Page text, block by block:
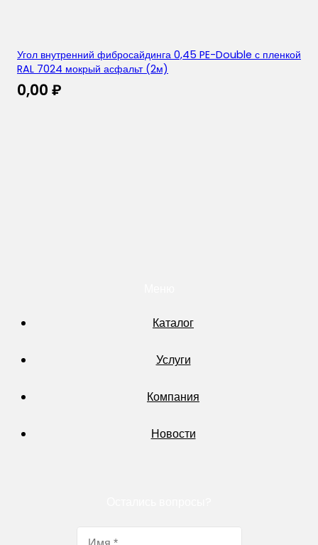
Угол внутренний фибросайдинга 0,45 PE-Double с пленкой
RAL 7024 мокрый асфальт (2м)
0,00 ₽
Каталог
Услуги
Компания
Новости